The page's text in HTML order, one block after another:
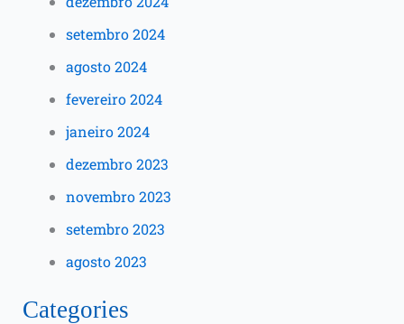
setembro 2024
agosto 2024
fevereiro 2024
janeiro 2024
dezembro 2023
novembro 2023
setembro 2023
agosto 2023
Categories